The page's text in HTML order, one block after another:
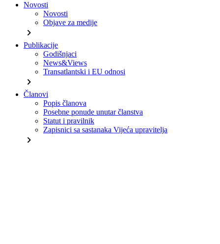
Novosti
Novosti
Objave za medije
chevron_right
Publikacije
Godišnjaci
News&Views
Transatlantski i EU odnosi
chevron_right
Članovi
Popis članova
Posebne ponude unutar članstva
Statut i pravilnik
Zapisnici sa sastanaka Vijeća upravitelja
chevron_right